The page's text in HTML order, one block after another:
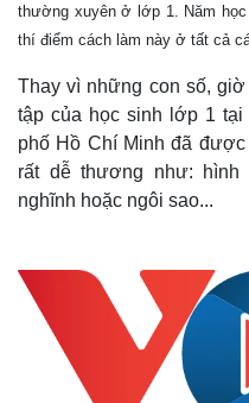
thường xuyên ở lớp 1. Năm
thí điểm cách làm này ở tất cả
Thay vì những con số,
tập của học sinh lớp 1
phố Hồ Chí Minh đã
rất dễ thương như: hình
nghĩnh hoặc ngôi sao...